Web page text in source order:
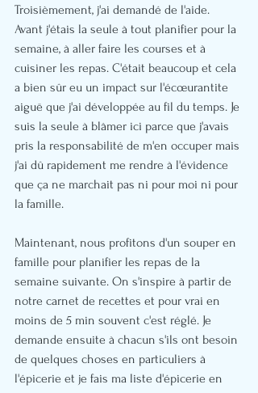
Troisièmement, j'ai demandé de l'aide.
Avant j'étais la seule à tout planifier pour la
semaine, à aller faire les courses et à
cuisiner les repas. C'était beaucoup et cela
a bien sûr eu un impact sur l'écœurantite
aiguë que j'ai développée au fil du temps. Je
suis la seule à blâmer ici parce que j'avais
pris la responsabilité de m'en occuper mais
j'ai dû rapidement me rendre à l'évidence
que ça ne marchait pas ni pour moi ni pour
la famille.
Maintenant, nous profitons d'un souper en
famille pour planifier les repas de la
semaine suivante. On s'inspire à partir de
notre carnet de recettes et pour vrai en
moins de 5 min souvent c'est réglé. Je
demande ensuite à chacun s'ils ont besoin
de quelques choses en particuliers à
l'épicerie et je fais ma liste d'épicerie en